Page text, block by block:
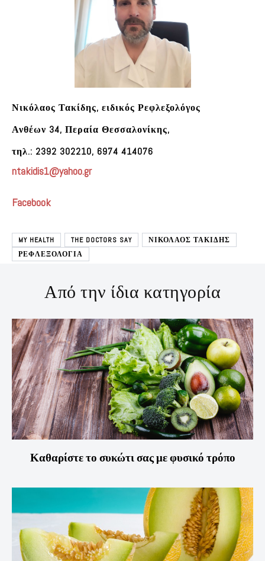
Νικόλαος Τακίδης, ειδικός Ρεφλεξολόγος
Ανθέων 34, Περαία Θεσσαλονίκης,
τηλ.: 2392 302210, 6974 414076
ntakidis1@yahoo.gr
Facebook
MY HEALTH THE DOCTORS SAY
ΝΙΚΟΛΑΟΣ ΤΑΚΙΔΗΣ
ΡΕΦΛΕΞΟΛΟΓΙΑ
Από την ίδια κατηγορία
Καθαρίστε το συκώτι σας με φυσικό τρόπο